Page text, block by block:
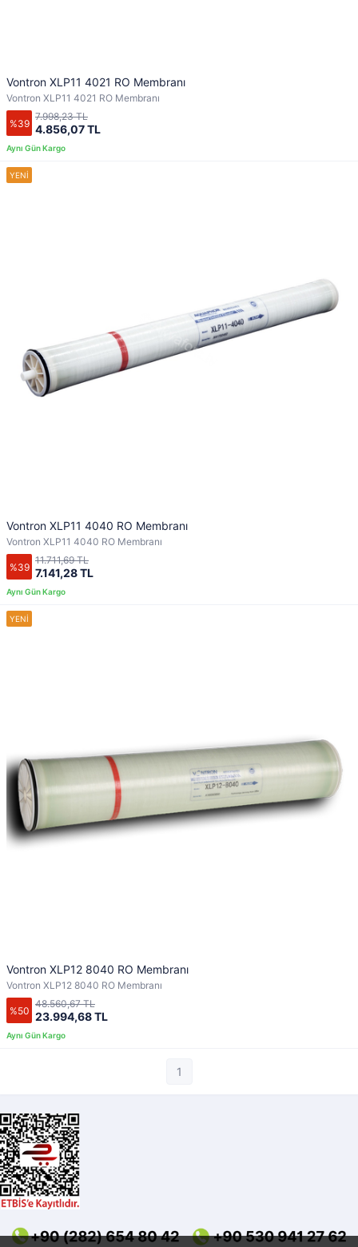
Vontron XLP11 4021 RO Membranı
Vontron XLP11 4021 RO Membranı
%39 4.856,07 TL
7.998,23 TL
Vontron XLP11 4040 RO Membranı
Vontron XLP11 4040 RO Membranı
%39 7.141,28 TL
11.711,69 TL
Vontron XLP12 8040 RO Membranı
Vontron XLP12 8040 RO Membranı
%50 23.994,68 TL
48.560,67 TL
1